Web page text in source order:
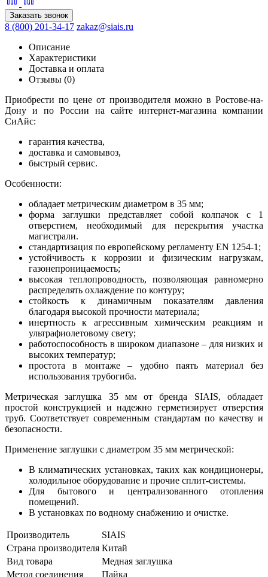
Заказать звонок
8 (800) 201-34-17 zakaz@siais.ru
Описание
Характеристики
Доставка и оплата
Отзывы (0)
Приобрести по цене от производителя можно в Ростове-на-
Дону и по России на сайте интернет-магазина компании
СиАйс:
гарантия качества,
доставка и самовывоз,
быстрый сервис.
Особенности:
обладает метрическим диаметром в 35 мм;
форма заглушки представляет собой колпачок с 1
отверстием, необходимый для перекрытия участка
магистрали.
стандартизация по европейскому регламенту EN 1254-1;
устойчивость к коррозии и физическим нагрузкам,
газонепроницаемость;
высокая теплопроводность, позволяющая равномерно
распределять охлаждение по контуру;
стойкость к динамичным показателям давления
благодаря высокой прочности материала;
инертность к агрессивным химическим реакциям и
ультрафиолетовому свету;
работоспособность в широком диапазоне – для низких и
высоких температур;
простота в монтаже – удобно паять материал без
использования трубогиба.
Метрическая заглушка 35 мм от бренда SIAIS, обладает
простой конструкцией и надежно герметизирует отверстия
труб. Соответствует современным стандартам по качеству и
безопасности.
Применение заглушки с диаметром 35 мм метрической:
В климатических установках, таких как кондиционеры,
холодильное оборудование и прочие сплит-системы.
Для бытового и централизованного отопления
помещений.
В установках по водному снабжению и очистке.
Производитель
SIAIS
Страна производителя Китай
Вид товара
Медная заглушка
Метод соединения
Пайка